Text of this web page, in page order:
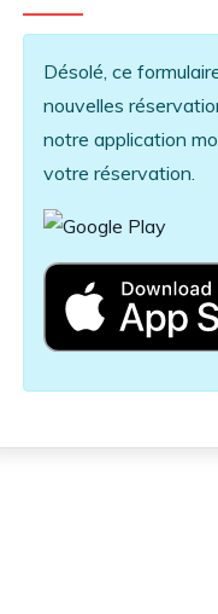
Information
Désolé, ce
nouvelles
notre application
votre réservation.